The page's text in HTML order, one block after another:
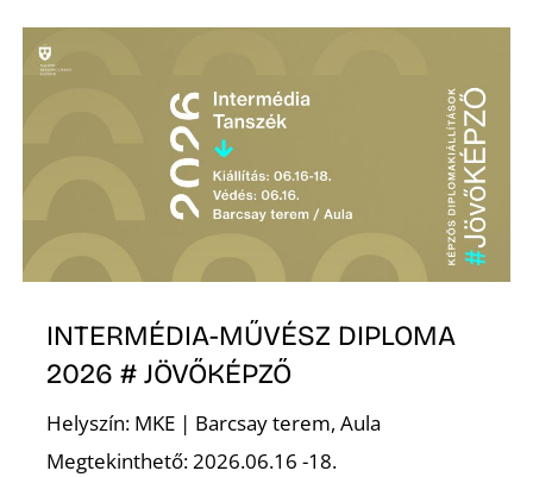
INTERMÉDIA-MŰVÉSZ DIPLOMA
2026 # JÖVŐKÉPZŐ
Helyszín: MKE | Barcsay terem, Aula
Megtekinthető: 2026.06.16 -18.